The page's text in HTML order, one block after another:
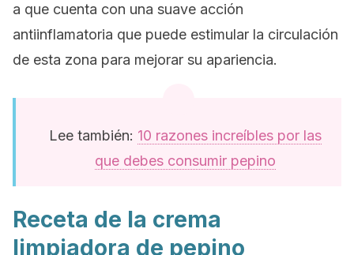
a que cuenta con una suave acción
antiinflamatoria que puede estimular la circulación
de esta zona para mejorar su apariencia.
Lee también: 10 razones increíbles por las
que debes consumir pepino
Receta de la crema
limpiadora de pepino